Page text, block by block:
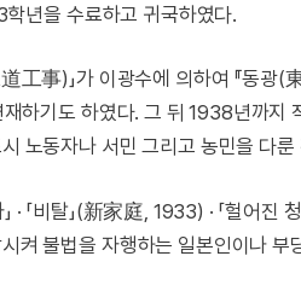
년을 수료하고 귀국하였다.
工事)」가 이광수에 의하여 『동광(
재하기도 하였다. 그 뒤 1938년까
노동자나 서민 그리고 농민을 다
· 「비탈」(新家庭, 1933) · 「헐
켜 불법을 자행하는 일본인이나